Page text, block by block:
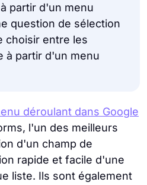
partir d'un menu
question de sélection
choisir entre les
à partir d'un menu
déroulant dans Google
l'un des meilleurs
d'un champ de
rapide et facile d'une
liste. Ils sont également